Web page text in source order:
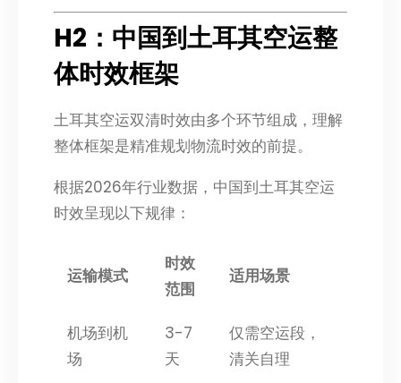
H2：中国到土耳其空运整
体时效框架
土耳其空运双清时效由多个环节组成，理解
整体框架是精准规划物流时效的前提。
根据2026年行业数据，中国到土耳其空运
时效呈现以下规律：
运输模式
时效
范围
适用场景
机场到机
场
3-7
天
仅需空运段，
清关自理